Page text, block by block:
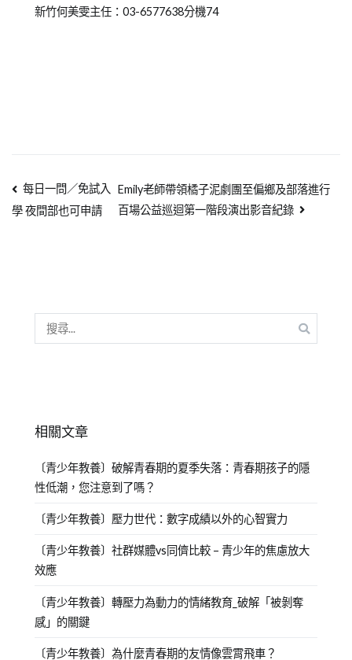
新竹何美雯主任：03-6577638分機74
每日一問／免試入
學 夜間部也可申請
Emily老師帶領橘子泥劇團至偏鄉及部落進行
百場公益巡迴第一階段演出影音紀錄
相關文章
〔青少年教養〕破解青春期的夏季失落：青春期孩子的隱
性低潮，您注意到了嗎？
〔青少年教養〕壓力世代：數字成績以外的心智實力
〔青少年教養〕社群媒體vs同儕比較 – 青少年的焦慮放大
效應
〔青少年教養〕轉壓力為動力的情緒教育_破解「被剝奪
感」的關鍵
〔青少年教養〕為什麼青春期的友情像雲霄飛車？